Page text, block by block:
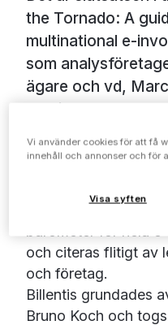
the Tornado: A
multinational e-
som
ägare och vd,
precis.
Bakom rapporten
branschens mest
röster. Den årliga
och citeras flitigt av
och företag.
Billentis grundades
Bruno Koch och
Vi använder cookies för att få
innehåll och annonser och för
Visa syften